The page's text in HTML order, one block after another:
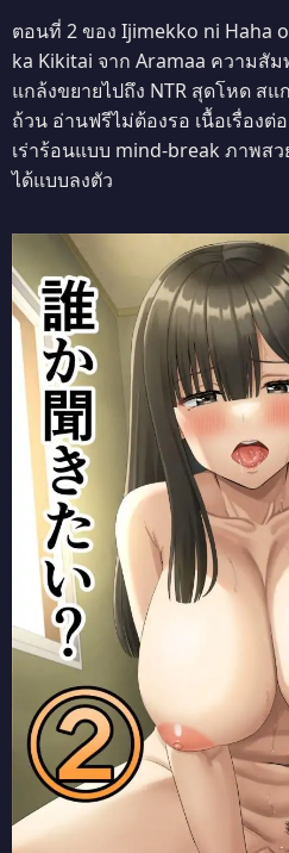
ตอนที่ 2 ของ Ijimekko ni Haha
ka Kikitai จาก Aramaa ความสั
แกล้งขยายไปถึง NTR สุดโหด ส
ถ้วน อ่านฟรีไม่ต้องรอ เนื้อเรื่องต่
เร่าร้อนแบบ mind-break ภาพส
ได้แบบลงตัว